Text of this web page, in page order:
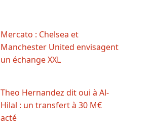
Mercato : Chelsea et
Manchester United envisagent
un échange XXL
Theo Hernandez dit oui à Al-
Hilal : un transfert à 30 M€
acté